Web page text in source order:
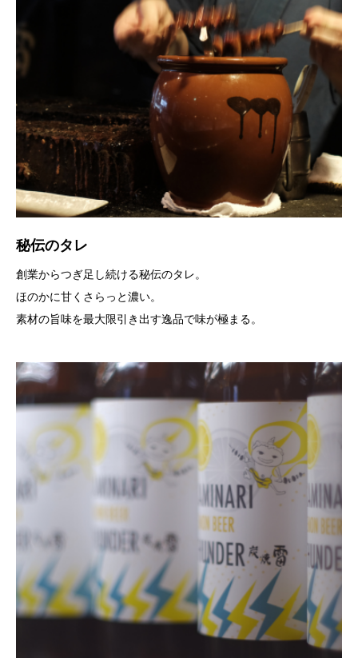
秘伝のタレ
創業からつぎ足し続ける秘伝のタレ。
ほのかに甘くさらっと濃い。
素材の旨味を最大限引き出す逸品で味が極まる。